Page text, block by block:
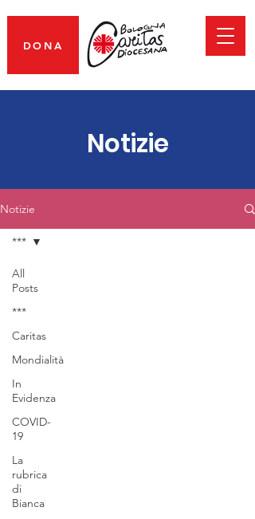
DONA
Notizie
Notizie
All
Posts
***
Caritas
Mondialità
In
Evidenza
COVID-
19
La
rubrica
di
Bianca
***